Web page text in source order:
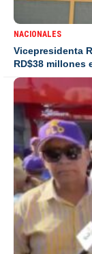
NACIONALES
Vicepresidenta
RD$38 millones